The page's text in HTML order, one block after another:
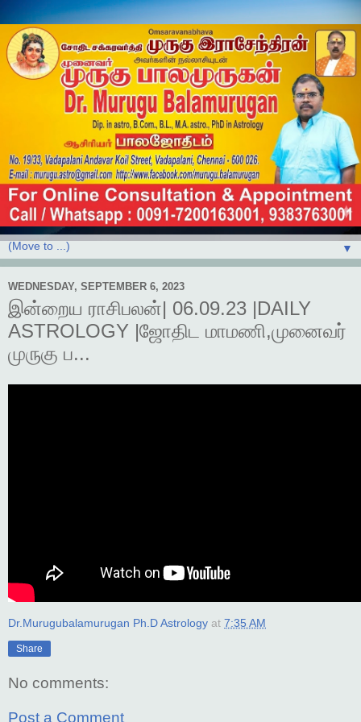
▼
WEDNESDAY, SEPTEMBER 6, 2023
இன்றைய ராசிபலன்| 06.09.23 |DAILY
ASTROLOGY |ஜோதிட மாமணி,முனைவர்
முருகு ப...
Dr.Murugubalamurugan Ph.D Astrology at 7:35 AM
Share
No comments:
Post a Comment